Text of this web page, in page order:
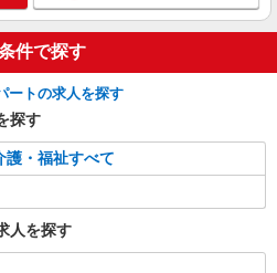
件で探す
ートの求人を探す
探す
護・福祉すべて
人を探す